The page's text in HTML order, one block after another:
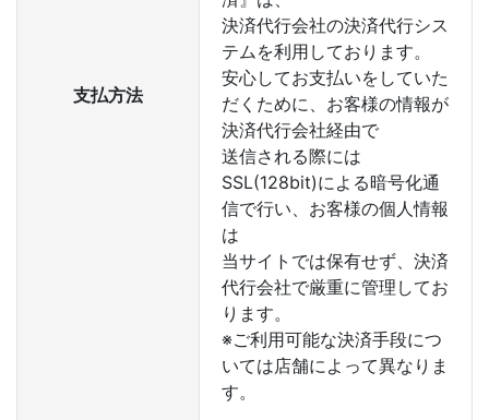
支払方法
決済代行会社の決済代行シス
テムを利用しております。
安心してお支払いをしていた
だくために、お客様の情報が
決済代行会社経由で
送信される際には
SSL(128bit)による暗号化通
信で行い、お客様の個人情報
は
当サイトでは保有せず、決済
代行会社で厳重に管理してお
ります。
※ご利用可能な決済手段につ
いては店舗によって異なりま
す。